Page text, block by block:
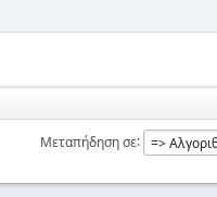
Μεταπήδηση σε